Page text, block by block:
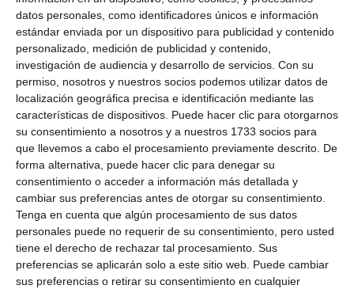
datos personales, como identificadores únicos e información
estándar enviada por un dispositivo para publicidad y contenido
personalizado, medición de publicidad y contenido,
investigación de audiencia y desarrollo de servicios. Con su
permiso, nosotros y nuestros socios podemos utilizar datos de
localización geográfica precisa e identificación mediante las
características de dispositivos. Puede hacer clic para otorgarnos
su consentimiento a nosotros y a nuestros 1733 socios para
que llevemos a cabo el procesamiento previamente descrito. De
forma alternativa, puede hacer clic para denegar su
consentimiento o acceder a información más detallada y
cambiar sus preferencias antes de otorgar su consentimiento.
Tenga en cuenta que algún procesamiento de sus datos
personales puede no requerir de su consentimiento, pero usted
tiene el derecho de rechazar tal procesamiento. Sus
preferencias se aplicarán solo a este sitio web. Puede cambiar
sus preferencias o retirar su consentimiento en cualquier